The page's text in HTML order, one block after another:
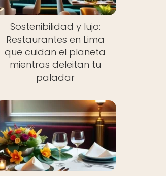
Sostenibilidad y lujo:
Restaurantes en Lima
que cuidan el planeta
mientras deleitan tu
paladar